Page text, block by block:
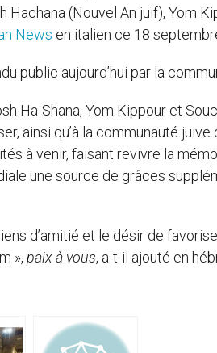
(Nouvel An juif), Yom
News en italien ce 18
public aujourd’hui par la
Ha-Shana, Yom Kippour et
ainsi qu’à la communauté
à venir, faisant revivre la
une source de grâces
d’amitié et le désir de
», paix à vous, a-t-il ajouté en